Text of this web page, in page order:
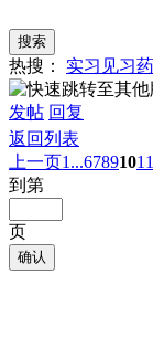
搜索
热搜： 实习 见习
发帖 回复
返回列表
上一页1...67891011
到第
页
确认